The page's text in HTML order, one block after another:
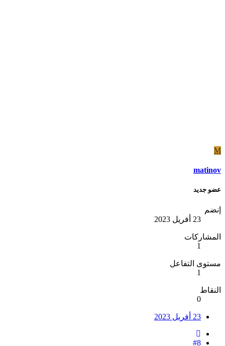
M
matinov
عضو جديد
إنضم
23 أفريل 2023
المشاركات
1
مستوى التفاعل
1
النقاط
0
23 أفريل 2023
#8